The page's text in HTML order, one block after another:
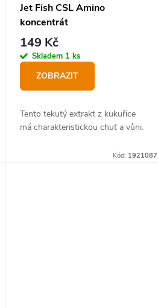
Jet Fish CSL Amino
koncentrát
149 Kč
Skladem 1 ks
ZOBRAZIT
Tento tekutý extrakt z kukuřice
má charakteristickou chuť a vůni.
Kód: 1921087